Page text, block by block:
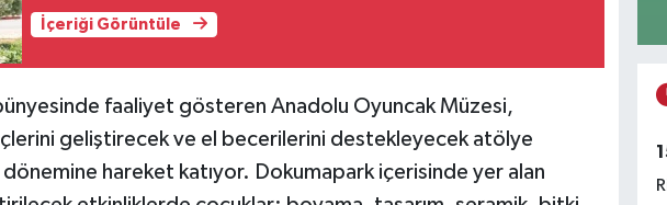
İçeriği Görüntüle
faaliyet gösteren Anadolu Oyuncak Müzesi,
geliştirecek ve el becerilerini destekleyecek atölye
hareket katıyor. Dokumapark içerisinde yer alan